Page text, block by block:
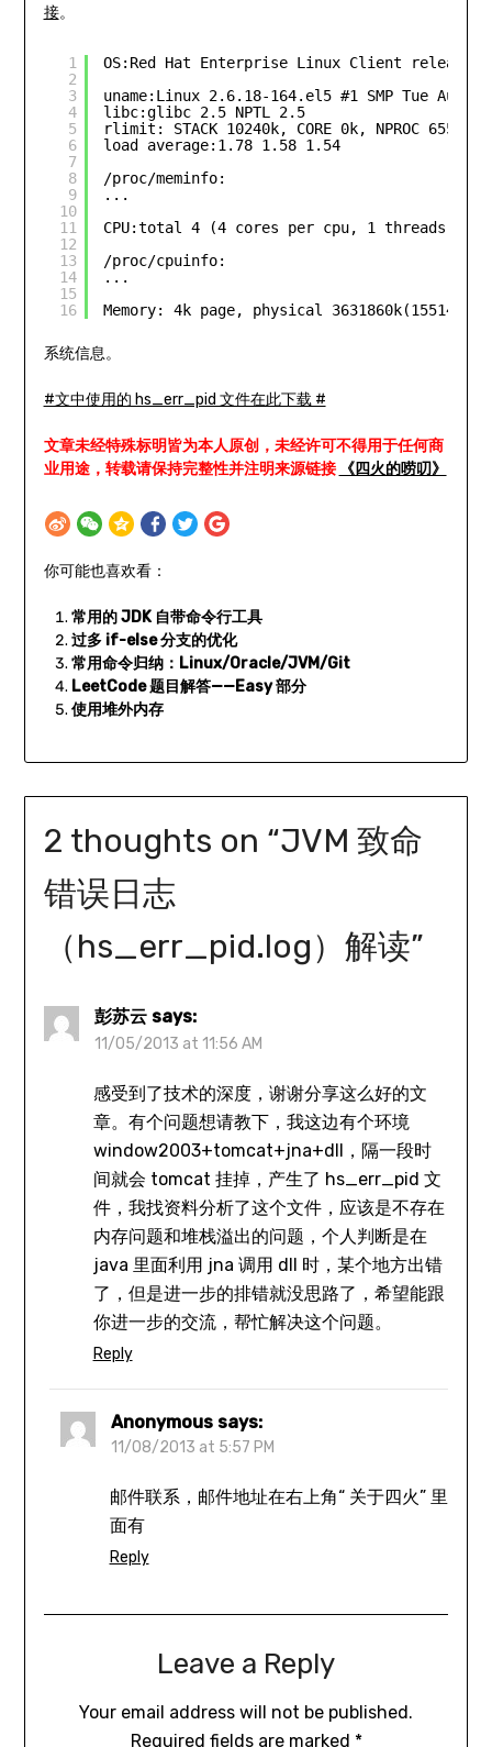
接。
1
2
3
4
5
6
7
8
9
10
11
12
13
14
15
16
OS:Red Hat Enterprise Linux Client release
uname:Linux 2.6.18-164.el5 #1 SMP Tue Aug
libc:glibc 2.5 NPTL 2.5
rlimit: STACK 10240k, CORE 0k, NPROC
load average:1.78 1.58 1.54
/proc/meminfo:
...
CPU:total 4 (4 cores per cpu, 1 threads per
/proc/cpuinfo:
...
Memory: 4k page, physical 3631860k(155144k
系统信息。
#文中使用的 hs_err_pid 文件在此下载 #
文章未经特殊标明皆为本人原创，未经许可不得用于任何商
业用途，转载请保持完整性并注明来源链接
《四火的唠叨》
你可能也喜欢看：
常用的 JDK 自带命令行工具
过多 if-else 分支的优化
常用命令归纳：Linux/Oracle/JVM/Git
LeetCode 题目解答——Easy 部分
使用堆外内存
2 thoughts on “JVM 致命
错误日志
（hs_err_pid.log）解读”
彭苏云 says:
11/05/2013 at 11:56 AM
感受到了技术的深度，谢谢分享这么好的文
章。有个问题想请教下，我这边有个环境
window2003+tomcat+jna+dll，隔一段时
间就会 tomcat 挂掉，产生了 hs_err_pid 文
件，我找资料分析了这个文件，应该是不存在
内存问题和堆栈溢出的问题，个人判断是在
java 里面利用 jna 调用 dll 时，某个地方出错
了，但是进一步的排错就没思路了，希望能跟
你进一步的交流，帮忙解决这个问题。
Reply
Anonymous says:
11/08/2013 at 5:57 PM
邮件联系，邮件地址在右上角“ 关于四火” 里
面有
Reply
Leave a Reply
Your email address will not be published.
Required fields are marked *